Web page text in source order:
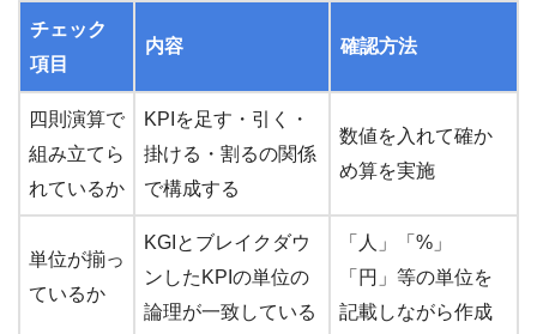
チェック
項目
内容 確認方法
四則演算で
組み立てら
れているか
KPIを足す・引く・
掛ける・割るの関係
で構成する
数値を入れて確か
め算を実施
単位が揃っ
ているか
KGIとブレイクダウ
ンしたKPIの単位の
論理が一致している
「人」「%」
「円」等の単位を
記載しながら作成